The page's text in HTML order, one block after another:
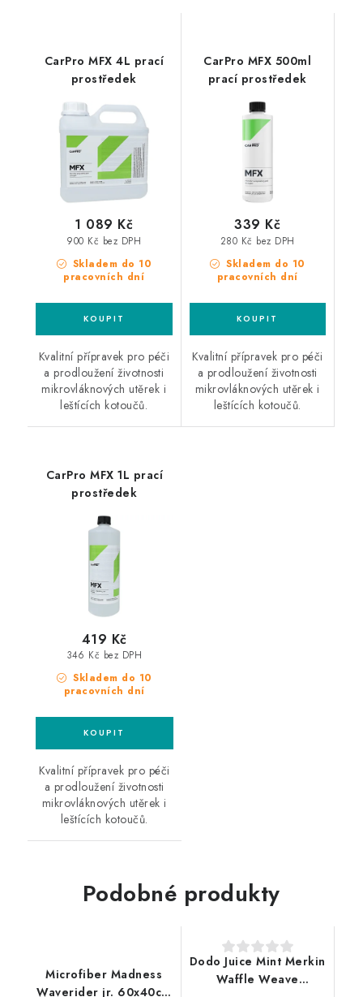
CarPro MFX 4L prací
prostředek
Skladem do 10
pracovních dní
900 Kč bez DPH
1 089 Kč
Kvalitní přípravek pro péči
a prodloužení životnosti
mikrovláknových utěrek i
leštících kotoučů.
CarPro MFX 500ml
prací prostředek
Skladem do 10
pracovních dní
280 Kč bez DPH
339 Kč
Kvalitní přípravek pro péči
a prodloužení životnosti
mikrovláknových utěrek i
leštících kotoučů.
CarPro MFX 1L prací
prostředek
Skladem do 10
pracovních dní
346 Kč bez DPH
419 Kč
Kvalitní přípravek pro péči
a prodloužení životnosti
mikrovláknových utěrek i
leštících kotoučů.
Podobné produkty
Microfiber Madness
Waverider jr. 60x40cm
Dodo Juice Mint Merkin
Waffle Weave